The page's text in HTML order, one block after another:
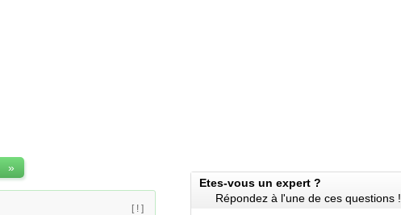
»
[ ! ]
Etes-vous un expert ?
Répondez à l'une de ces questions !